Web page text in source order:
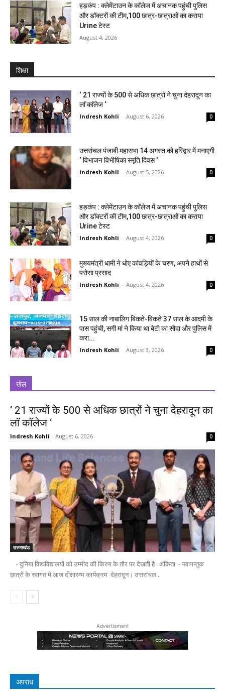
हड़कंप : क्लेमेंटाउन के कॉलेज में अचानक पहुंची पुलिस
और डॉक्टरों की टीम,100 छात्र-छात्राओं का कराया
Urine टेस्ट
August 4, 2026
शिक्षा
‘ 21 राज्यों के 500 से अधिक छात्रों ने चुना देहरादून का
लाॅ काॅलेज ‘
Indresh Kohli - August 6, 2026 0
उत्तरांचल पंजाबी महासभा 14 अगस्त को हरिद्वार में मनाएगी
‘ विभाजन विभीषिका स्मृति दिवस ‘
Indresh Kohli - August 5, 2026 0
हड़कंप : क्लेमेंटाउन के कॉलेज में अचानक पहुंची पुलिस
और डॉक्टरों की टीम,100 छात्र-छात्राओं का कराया
Urine टेस्ट
Indresh Kohli - August 4, 2026 0
मुख्यमंत्री धामी ने धोए कांवड़ियों के चरण, अपने हाथों से
परोसा प्रसाद
Indresh Kohli - August 4, 2026 0
15 साल की नाबालिग बिकते-बिकते 37 साल के आदमी के
पास पहुंची, सगी मां ने किया था बेटी का सौदा और पुलिस में
करा...
Indresh Kohli - August 3, 2026 0
खेल
‘ 21 राज्यों के 500 से अधिक छात्रों ने चुना देहरादून का
लाॅ काॅलेज ‘
Indresh Kohli - August 6, 2026 0
उत्तराखंड
- दुनिया विश्वविद्यालयों को उम्मीद की किरण के तौर पर देखती है : अंकिता - नवागन्तुक
छात्रों के स्वागत में आज दीक्षारम्भ कार्यक्रम देहरादून। उत्तरांचल...
Advertisment
अपराध